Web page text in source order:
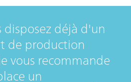
disposez déjà d'un
de production
vous recommande
un